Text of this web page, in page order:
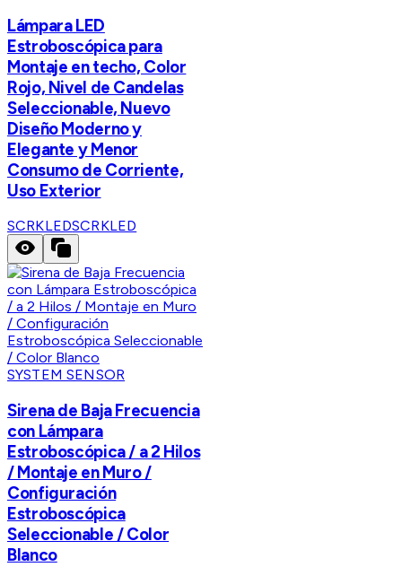
Lámpara LED
Estroboscópica para
Montaje en techo, Color
Rojo, Nivel de Candelas
Seleccionable, Nuevo
Diseño Moderno y
Elegante y Menor
Consumo de Corriente,
Uso Exterior
SCRKLEDSCRKLED
SYSTEM SENSOR
Sirena de Baja Frecuencia
con Lámpara
Estroboscópica / a 2 Hilos
/ Montaje en Muro /
Configuración
Estroboscópica
Seleccionable / Color
Blanco